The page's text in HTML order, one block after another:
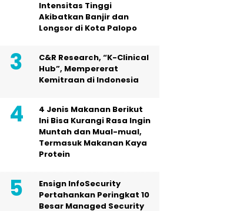
Intensitas Tinggi
Akibatkan Banjir dan
Longsor di Kota Palopo
C&R Research, “K-Clinical
Hub”, Mempererat
Kemitraan di Indonesia
4 Jenis Makanan Berikut
Ini Bisa Kurangi Rasa Ingin
Muntah dan Mual-mual,
Termasuk Makanan Kaya
Protein
Ensign InfoSecurity
Pertahankan Peringkat 10
Besar Managed Security